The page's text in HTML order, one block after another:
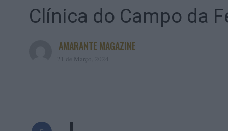
Clínica do Campo da
AMARANTE MAGAZINE
21 de Março, 2024